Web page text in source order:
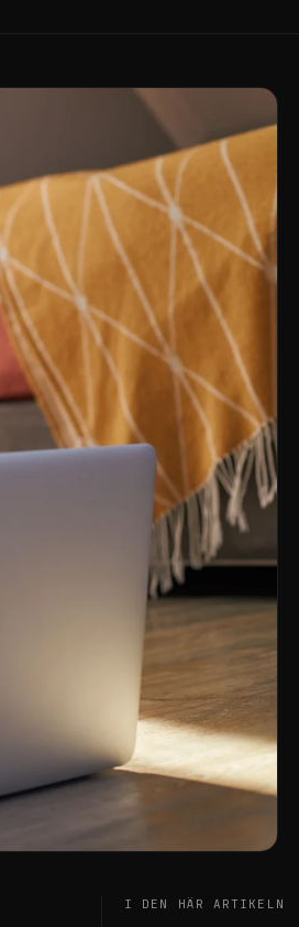
I DEN HÄR ARTIKELN